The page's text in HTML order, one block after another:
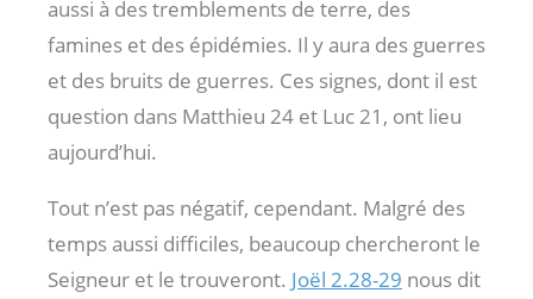
aussi à des tremblements de terre, des
famines et des épidémies. Il y aura des guerres
et des bruits de guerres. Ces signes, dont il est
question dans Matthieu 24 et Luc 21 , ont lieu
aujourd’hui.
Tout n’est pas négatif, cependant. Malgré des
temps aussi difficiles, beaucoup chercheront le
Seigneur et le trouveront. Joël 2.28-29 nous dit